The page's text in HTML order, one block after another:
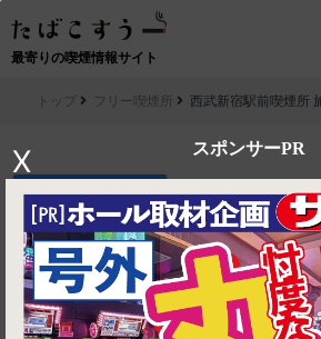
最寄りの喫煙情報サイト
スポンサーPR
X
トップ フリー喫煙所 西武新宿駅前喫煙所
▶ ルートを見る
フリー喫煙所│西武新宿駅前喫煙所